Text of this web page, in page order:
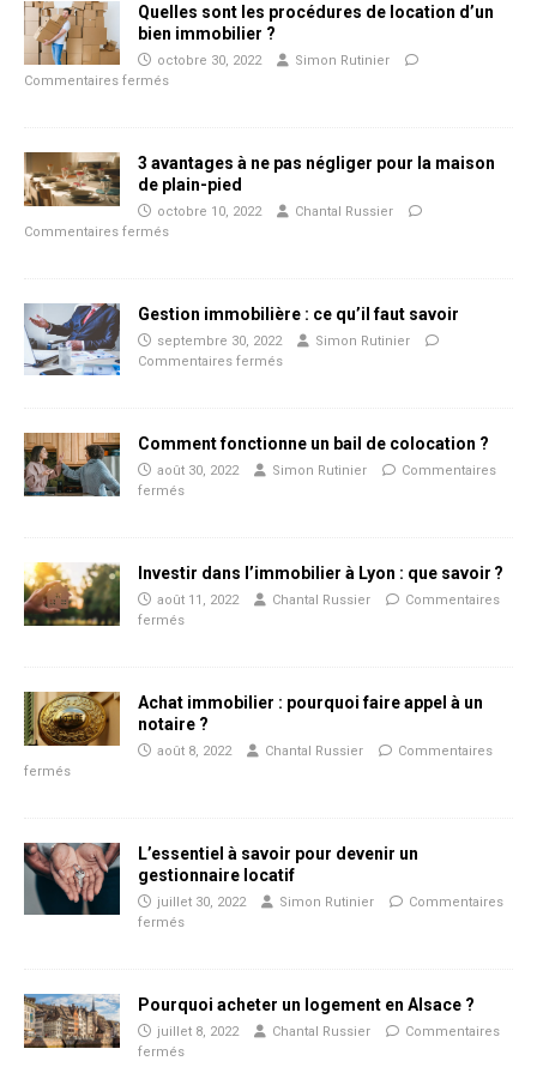
Quelles sont les procédures de location d’un
bien immobilier ?
octobre 30, 2022
Simon Rutinier
Commentaires fermés
3 avantages à ne pas négliger pour la maison
de plain-pied
octobre 10, 2022
Chantal Russier
Commentaires fermés
Gestion immobilière : ce qu’il faut savoir
septembre 30, 2022
Simon Rutinier
Commentaires fermés
Comment fonctionne un bail de colocation ?
août 30, 2022 Simon Rutinier
Commentaires
fermés
Investir dans l’immobilier à Lyon : que savoir ?
août 11, 2022 Chantal Russier
Commentaires
fermés
Achat immobilier : pourquoi faire appel à un
notaire ?
août 8, 2022 Chantal Russier
Commentaires
fermés
L’essentiel à savoir pour devenir un
gestionnaire locatif
juillet 30, 2022 Simon Rutinier
Commentaires
fermés
Pourquoi acheter un logement en Alsace ?
juillet 8, 2022 Chantal Russier
Commentaires
fermés